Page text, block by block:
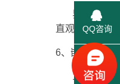
界面显示采
直观、方便。
6、嵌入式操
1) 设计采用
QQ咨询
联系电话